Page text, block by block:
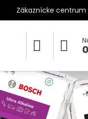
Zákaznícke